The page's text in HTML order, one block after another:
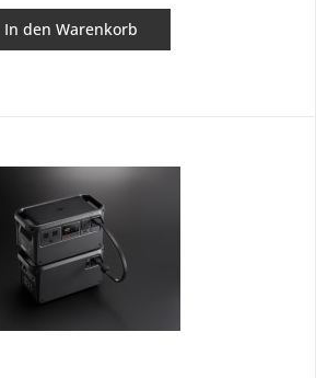
In den Warenkorb